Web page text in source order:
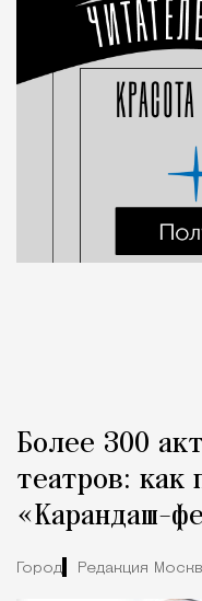
Более 300
театров: как
«Карандаш-
Город Редакция